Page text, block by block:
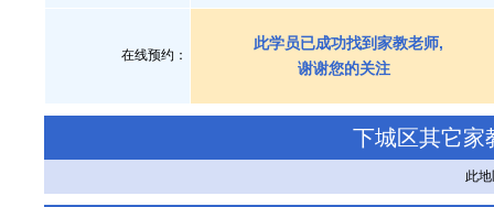
在线预约：
此学员已成功找到家教老师,
谢谢您的关注
下城区其它家
此